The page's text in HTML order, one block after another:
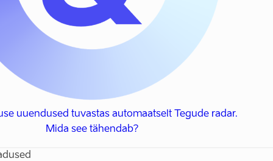
uuendused tuvastas automaatselt Tegude radar.
Mida see tähendab?